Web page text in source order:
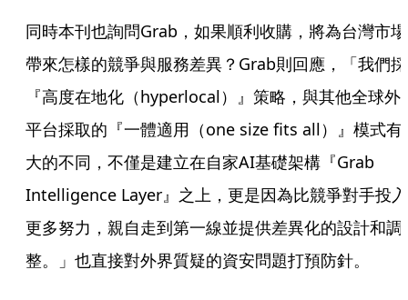
同時本刊也詢問Grab，如果順利收購，將為台灣市場
帶來怎樣的競爭與服務差異？Grab則回應，「我們採
『高度在地化（hyperlocal）』策略，與其他全球外
平台採取的『一體適用（one size fits all）』模式有
大的不同，不僅是建立在自家AI基礎架構『Grab
Intelligence Layer』之上，更是因為比競爭對手投入
更多努力，親自走到第一線並提供差異化的設計和調
整。」也直接對外界質疑的資安問題打預防針。